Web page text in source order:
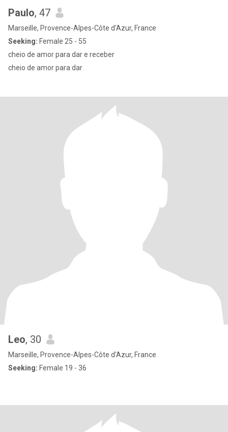
Paulo, 47
Marseille, Provence-Alpes-Côte d'Azur, France
Seeking: Female 25 - 55
cheio de amor para dar e receber
cheio de amor para dar
Leo, 30
Marseille, Provence-Alpes-Côte d'Azur, France
Seeking: Female 19 - 36